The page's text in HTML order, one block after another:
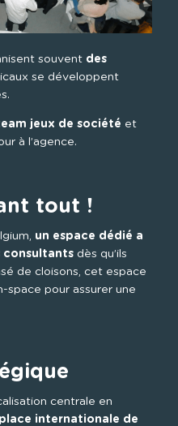
souvent des
se développent
jeux de société et
à l’agence.
tout !
un espace dédié a
consultants dès qu’ils
de cloisons, cet espace
space pour assurer une
centrale en
internationale de